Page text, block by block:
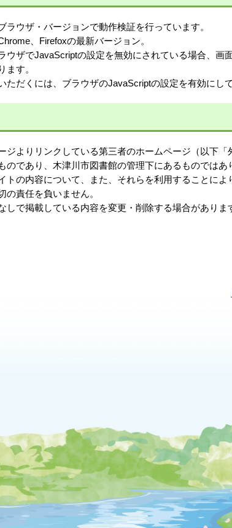
ラウザ・バージョンで動作検証を行っています。
、Firefoxの最新バージョン。
ウザでJavaScriptの設定を無効にされている場合、画
ます。
ただくには、ブラウザのJavaScriptの設定を有効にし
ジよりリンクしている第三者のホームページ（以下
のであり、木津川市図書館の管理下にあるものではあ
トの内容について、また、それらを利用することに
の責任を負いません。
しで掲載している内容を変更・削除する場合がありま